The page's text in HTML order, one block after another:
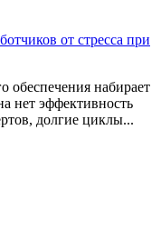
от стресса при
обеспечения набирает
нет эффективность
долгие циклы...